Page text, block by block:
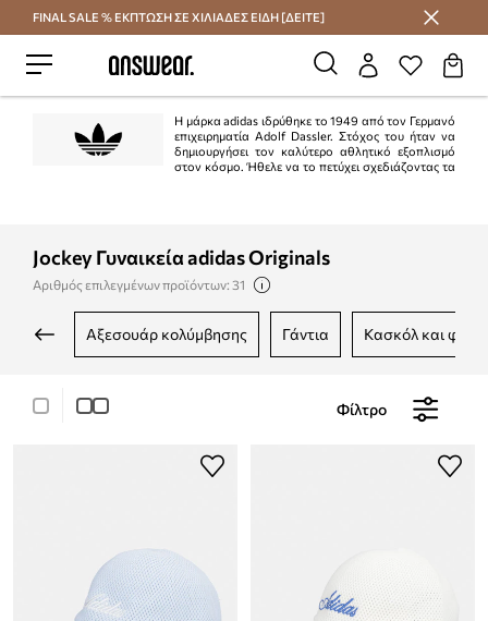
Εξοικονομήστε με το Answear Club
FINAL SALE % ΕΚΠΤΩΣΗ ΣΕ ΧΙΛΙΑΔΕΣ ΕΙΔΗ [ΔΕΙΤΕ]
Η μάρκα adidas ιδρύθηκε το 1949 από τον Γερμανό
επιχειρηματία Adolf Dassler. Στόχος του ήταν να
δημιουργήσει τον καλύτερο αθλητικό εξοπλισμό
στον κόσμο. Ήθελε να το πετύχει σχεδιάζοντας τα
Jockey Γυναικεία adidas Originals
Αριθμός επιλεγμένων προϊόντων: 31
αξεσουάρ κολύμβησης γάντια κασκόλ και
Φίλτρο